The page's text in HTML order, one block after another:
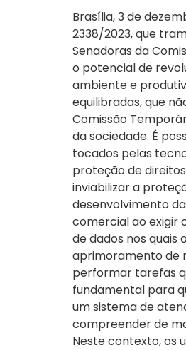
Brasília, 3 de
2338/2023, que
Senadoras da
o potencial de
ambiente e
equilibradas, que
Comissão
da sociedade. É
tocados pelas
proteção de
inviabilizar a
desenvolvimento
comercial ao exigir
de dados nos quais
aprimoramento de
performar tarefas
fundamental para
um sistema de
compreender de
Neste contexto, os